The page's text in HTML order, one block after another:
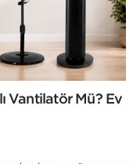
Vantilatör Mü? Ev